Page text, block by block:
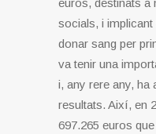
euros, destinats a
socials, i
donar sang per
va tenir una
i, any rere any, ha
resultats. Així, en
697.265 euros